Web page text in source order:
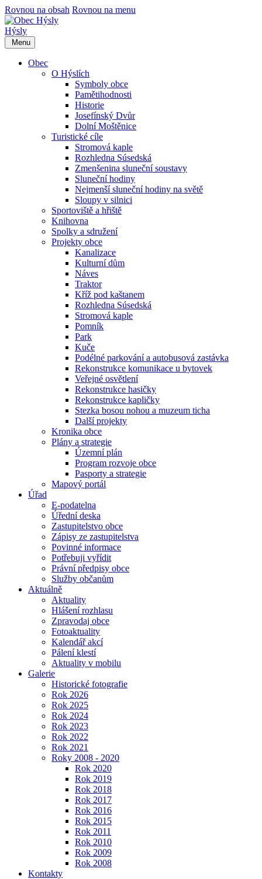
Rovnou na obsah Rovnou na menu
Hýsly
Menu
Obec
O Hýslích
Symboly obce
Pamětihodnosti
Historie
Josefínský Dvůr
Dolní Moštěnice
Turistické cíle
Stromová kaple
Rozhledna Súsedská
Zmenšenina sluneční soustavy
Sluneční hodiny
Nejmenší sluneční hodiny na světě
Sloupy v silnici
Sportoviště a hřiště
Knihovna
Spolky a sdružení
Projekty obce
Kanalizace
Kulturní dům
Náves
Traktor
Kříž pod kaštanem
Rozhledna Súsedská
Stromová kaple
Pomník
Park
Kuče
Podélné parkování a autobusová zastávka
Rekonstrukce komunikace u bytovek
Veřejné osvětlení
Rekonstrukce hasičky
Rekonstrukce kapličky
Stezka bosou nohou a muzeum ticha
Další projekty
Kronika obce
Plány a strategie
Územní plán
Program rozvoje obce
Pasporty a strategie
Mapový portál
Úřad
E-podatelna
Úřední deska
Zastupitelstvo obce
Zápisy ze zastupitelstva
Povinné informace
Potřebuji vyřídit
Právní předpisy obce
Služby občanům
Aktuálně
Aktuality
Hlášení rozhlasu
Zpravodaj obce
Fotoaktuality
Kalendář akcí
Pálení klestí
Aktuality v mobilu
Galerie
Historické fotografie
Rok 2026
Rok 2025
Rok 2024
Rok 2023
Rok 2022
Rok 2021
Roky 2008 - 2020
Rok 2020
Rok 2019
Rok 2018
Rok 2017
Rok 2016
Rok 2015
Rok 2011
Rok 2010
Rok 2009
Rok 2008
Kontakty